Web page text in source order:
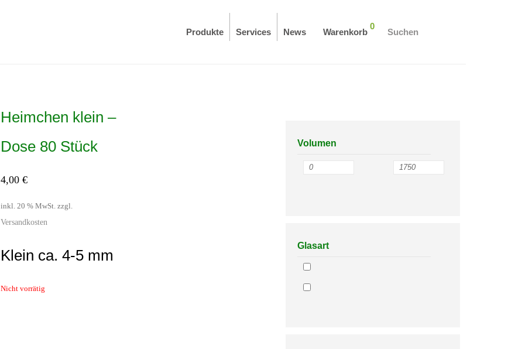
Suchen
Warenkorb
0
Produkte Services News
Heimchen klein –
Dose 80 Stück
4,00 €
inkl. 20 % MwSt. zzgl.
Versandkosten
Klein ca. 4-5 mm
Nicht vorrätig
Volumen
Glasart